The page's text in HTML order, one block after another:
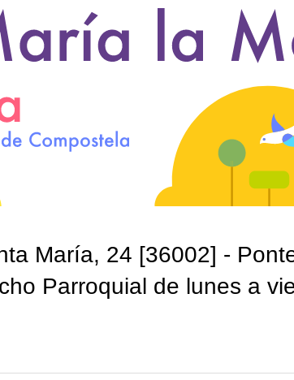
María, 24 [36002] -
Parroquial de lunes a